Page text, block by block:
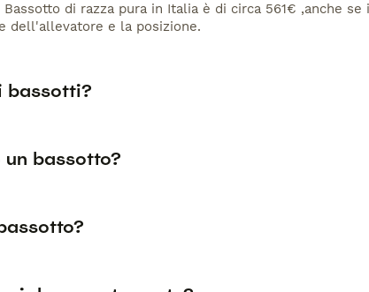
di razza pura in Italia è di circa 561€ ,anche
dell'allevatore e la posizione.
bassotti?
bassotto?